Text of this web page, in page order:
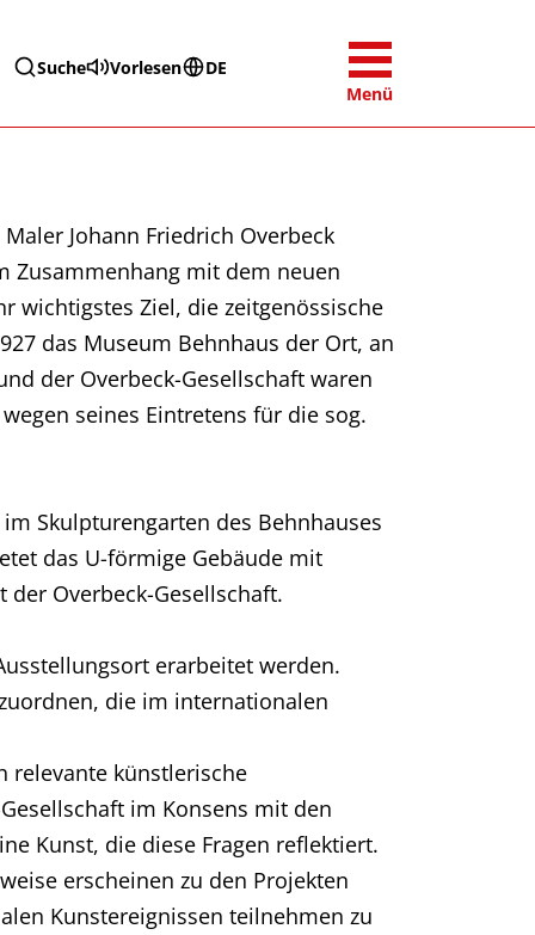
Suche Vorlesen
DE
Menü
Johann Friedrich Overbeck
Zusammenhang mit dem neuen
wichtigstes Ziel, die zeitgenössische
das Museum Behnhaus der Ort, an
der Overbeck-Gesellschaft waren
seines Eintretens für die sog.
Skulpturengarten des Behnhauses
das U-förmige Gebäude mit
Overbeck-Gesellschaft.
erarbeitet werden.
die im internationalen
relevante künstlerische
im Konsens mit den
Kunst, die diese Fragen reflektiert.
erscheinen zu den Projekten
Kunstereignissen teilnehmen zu